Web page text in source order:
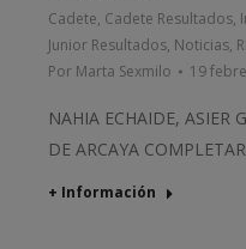
Cadete, Cadete Resultados,
Junior Resultados, Noticias,
Por Marta Sexmilo 19
NAHIA ECHAIDE, ASIER
DE ARCAYA
+ Información